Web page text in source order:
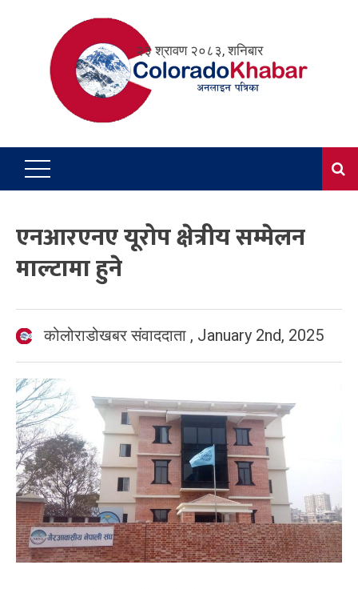
२३ श्रावण २०८३, शनिबार
एनआरएनए यूरोप क्षेत्रीय सम्मेलन
माल्टामा हुने
कोलोराडोखबर संवाददाता , January 2nd, 2025